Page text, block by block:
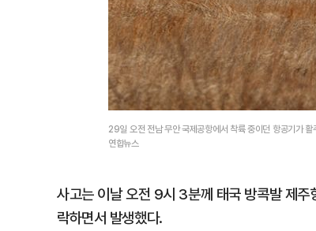
29일 오전 전남 무안 국제공항에서 착륙 중이던 항공기가
연합뉴스
사고는 이날 오전 9시 3분께 태국 방콕발 제
락하면서 발생했다.